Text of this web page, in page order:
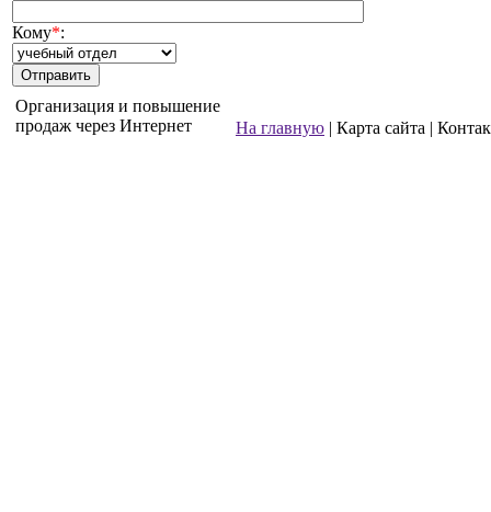
Кому*:
Организация и повышение
продаж через Интернет
На главную | Карта сайта |